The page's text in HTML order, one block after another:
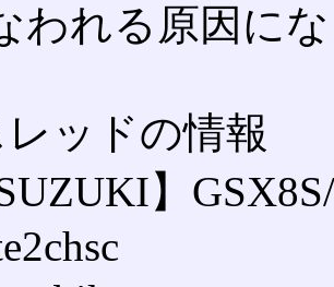
われる原因に
ッドの情報
】